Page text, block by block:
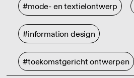
#mode- en textielontwerp
#information design
#toekomstgericht ontwerpen